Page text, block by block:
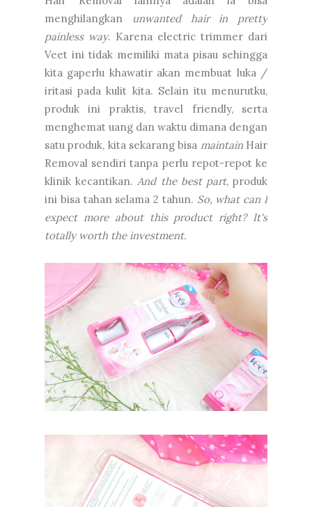
menghilangkan
unwanted hair in pretty
painless way. Karena electric trimmer dari
Veet ini tidak memiliki mata pisau sehingga
kita gaperlu khawatir akan membuat luka /
iritasi pada kulit kita. Selain itu menurutku,
produk ini praktis, travel friendly, serta
menghemat uang dan waktu dimana dengan
satu produk, kita sekarang bisa maintain Hair
Removal sendiri tanpa perlu repot-repot ke
klinik kecantikan. And the best part, produk
ini bisa tahan selama 2 tahun. So, what can I
expect more about this product right? It's
totally worth the investment.